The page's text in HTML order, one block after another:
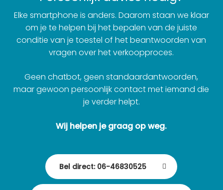
Elke smartphone is anders. Daarom staan we klaar
om je te helpen bij het bepalen van de juiste
conditie van je toestel of het beantwoorden van
vragen over het verkoopproces.
Geen chatbot, geen standaardantwoorden,
maar gewoon persoonlijk contact met iemand die
je verder helpt.
Wij helpen je graag op weg.
Bel direct: 06-46830525